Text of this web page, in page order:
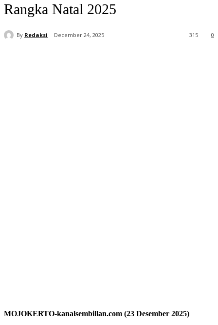
Rangka Natal 2025
By Redaksi December 24, 2025 0
315
MOJOKERTO-kanalsembillan.com (23 Desember 2025)